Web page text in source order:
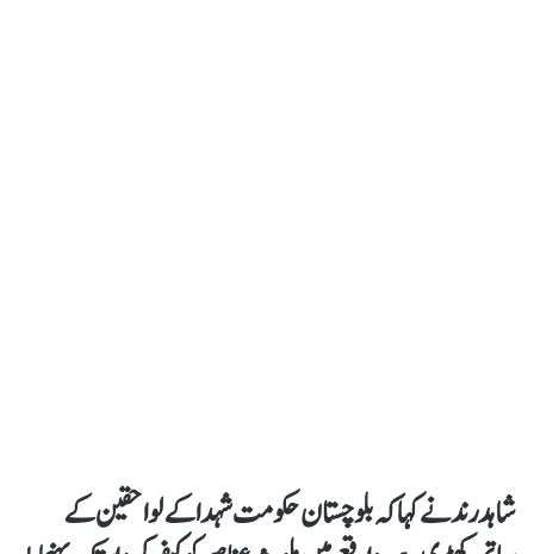
شاہد رند نےکہاکہ بلوچستان حکومت شہدا کے لواحقین کے